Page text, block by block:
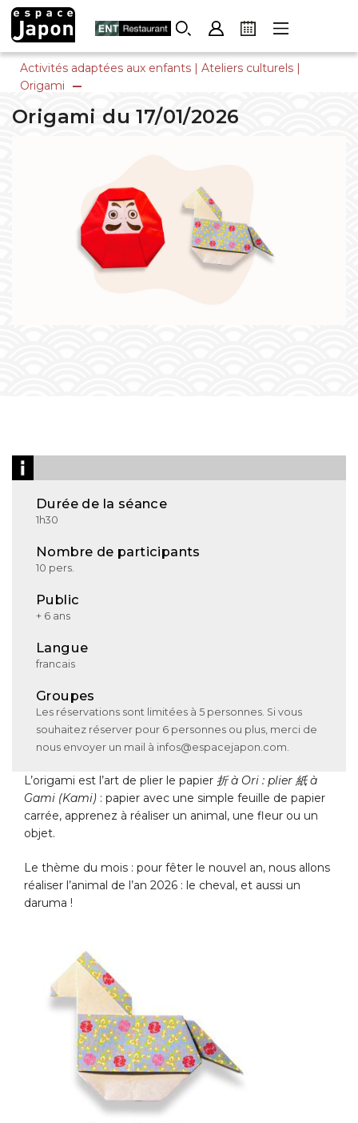
Skip
content
Activités adaptées aux enfants | Ateliers culturels |
Origami
Origami du 17/01/2026
Durée de la séance
1h30
Nombre de participants
10 pers.
Public
+ 6 ans
Langue
francais
Groupes
Les réservations sont limitées à 5 personnes. Si vous
souhaitez réserver pour 6 personnes ou plus, merci de
nous envoyer un mail à infos@espacejapon.com.
L’origami est l’art de plier le papier 折 à Ori : plier 紙 à
Gami (Kami) : papier avec une simple feuille de papier
carrée, apprenez à réaliser un animal, une fleur ou un
objet.
Le thème du mois : pour fêter le nouvel an, nous allons
réaliser l’animal de l’an 2026 : le cheval, et aussi un
daruma !